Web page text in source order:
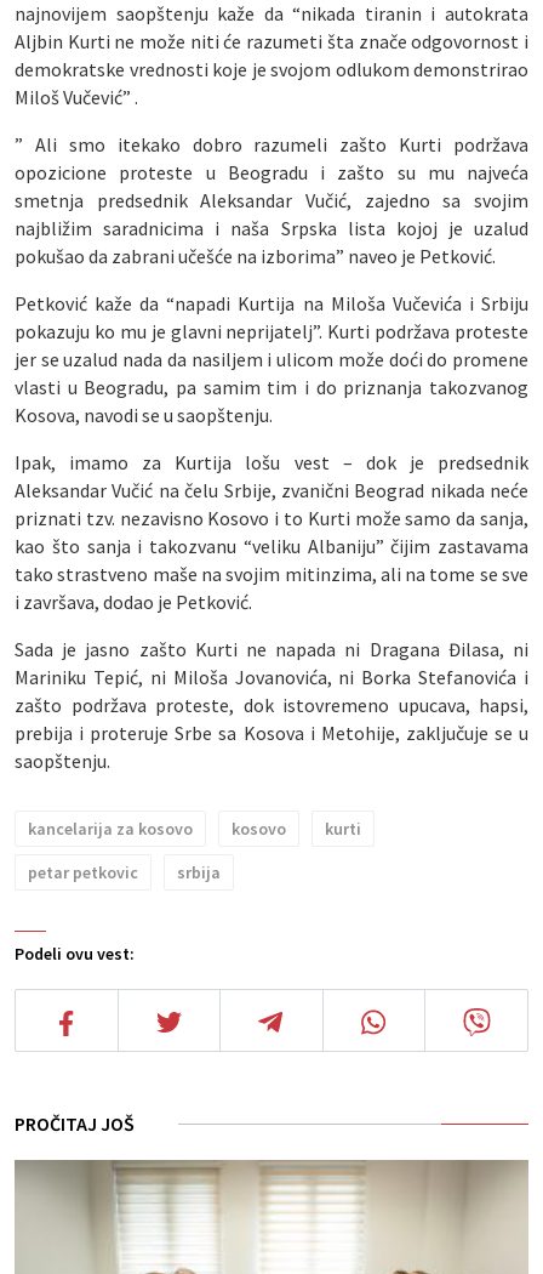
Podeli ovu vest:
najnovijem saopštenju kaže da “nikada tiranin i autokrata
Aljbin Kurti ne može niti će razumeti šta znače odgovornost i
demokratske vrednosti koje je svojom odlukom demonstrirao
Miloš Vučević” .
” Ali smo itekako dobro razumeli zašto Kurti podržava
opozicione proteste u Beogradu i zašto su mu najveća
smetnja predsednik Aleksandar Vučić, zajedno sa svojim
najbližim saradnicima i naša Srpska lista kojoj je uzalud
pokušao da zabrani učešće na izborima” naveo je Petković.
Petković kaže da “napadi Kurtija na Miloša Vučevića i Srbiju
pokazuju ko mu je glavni neprijatelj”. Kurti podržava proteste
jer se uzalud nada da nasiljem i ulicom može doći do promene
vlasti u Beogradu, pa samim tim i do priznanja takozvanog
Kosova, navodi se u saopštenju.
Ipak, imamo za Kurtija lošu vest – dok je predsednik
Aleksandar Vučić na čelu Srbije, zvanični Beograd nikada neće
priznati tzv. nezavisno Kosovo i to Kurti može samo da sanja,
kao što sanja i takozvanu “veliku Albaniju” čijim zastavama
tako strastveno maše na svojim mitinzima, ali na tome se sve
i završava, dodao je Petković.
Sada je jasno zašto Kurti ne napada ni Dragana Đilasa, ni
Mariniku Tepić, ni Miloša Jovanovića, ni Borka Stefanovića i
zašto podržava proteste, dok istovremeno upucava, hapsi,
prebija i proteruje Srbe sa Kosova i Metohije, zaključuje se u
saopštenju.
kancelarija za kosovo kosovo
kurti
petar petkovic
srbija
PROČITAJ JOŠ